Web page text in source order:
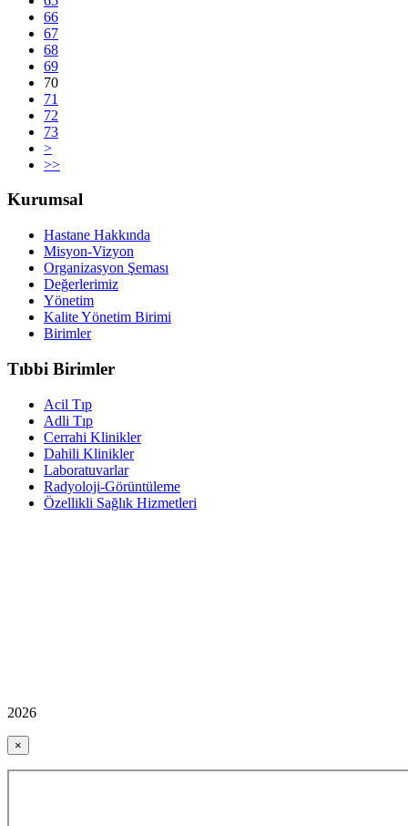
66
67
68
69
70
71
72
73
>
>>
Kurumsal
Hastane Hakkında
Misyon-Vizyon
Organizasyon Şeması
Değerlerimiz
Yönetim
Kalite Yönetim Birimi
Birimler
Tıbbi Birimler
Acil Tıp
Adli Tıp
Cerrahi Klinikler
Dahili Klinikler
Laboratuvarlar
Radyoloji-Görüntüleme
Özellikli Sağlık Hizmetleri
2026
×